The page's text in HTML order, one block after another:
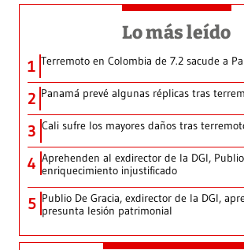
Lo más leído
1 Terremoto en Colombia de 7.2 sacude a
2 Panamá prevé algunas réplicas tras
3 Cali sufre los mayores daños tras
4 Aprehenden al exdirector de la DGI,
enriquecimiento injustificado
5 Publio De Gracia, exdirector de la DGI,
presunta lesión patrimonial